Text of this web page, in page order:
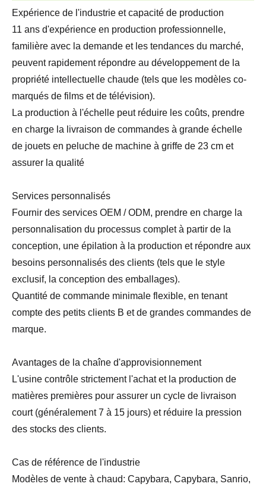
Expérience de l'industrie et capacité de production
11 ans d'expérience en production professionnelle,
familière avec la demande et les tendances du marché,
peuvent rapidement répondre au développement de la
propriété intellectuelle chaude (tels que les modèles co-
marqués de films et de télévision).
La production à l'échelle peut réduire les coûts, prendre
en charge la livraison de commandes à grande échelle
de jouets en peluche de machine à griffe de 23 cm et
assurer la qualité
Services personnalisés
Fournir des services OEM / ODM, prendre en charge la
personnalisation du processus complet à partir de la
conception, une épilation à la production et répondre aux
besoins personnalisés des clients (tels que le style
exclusif, la conception des emballages).
Quantité de commande minimale flexible, en tenant
compte des petits clients B et de grandes commandes de
marque.
Avantages de la chaîne d'approvisionnement
L'usine contrôle strictement l'achat et la production de
matières premières pour assurer un cycle de livraison
court (généralement 7 à 15 jours) et réduire la pression
des stocks des clients.
Cas de référence de l'industrie
Modèles de vente à chaud: Capybara, Capybara, Sanrio,